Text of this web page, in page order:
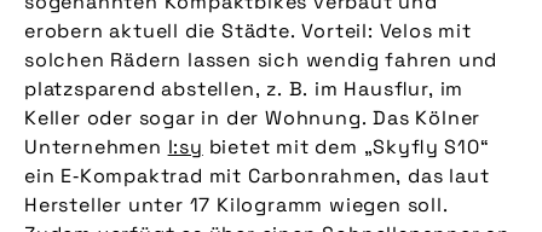
erobern aktuell die Städte. Vorteil: Velos mit
solchen Rädern lassen sich wendig fahren und
platzsparend abstellen, z. B. im Hausflur, im
Keller oder sogar in der Wohnung. Das Kölner
Unternehmen I:sy bietet mit dem „Skyfly S10“
ein E‑Kompaktrad mit Carbonrahmen, das laut
Hersteller unter 17 Kilogramm wiegen soll.